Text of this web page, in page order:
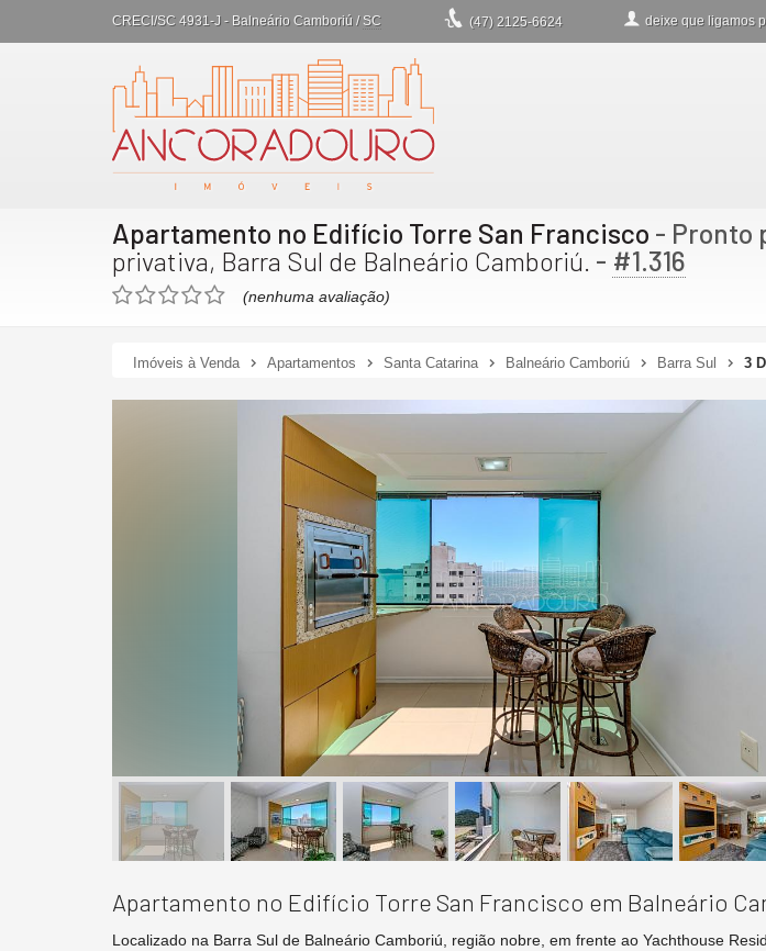
CRECI/SC 4931-J - Balneário Camboriú / SC (47) 2125-6624 deixe que ligamos
Apartamento no Edifício Torre San Francisco - Pronto
privativa, Barra Sul de Balneário Camboriú. - #1.316
(nenhuma avaliação)
Imóveis à Venda Apartamentos Santa Catarina Balneário Camboriú Barra Sul 3
Apartamento no Edifício Torre San Francisco em Balneário
Localizado na Barra Sul de Balneário Camboriú, região nobre, em frente ao Yachthouse